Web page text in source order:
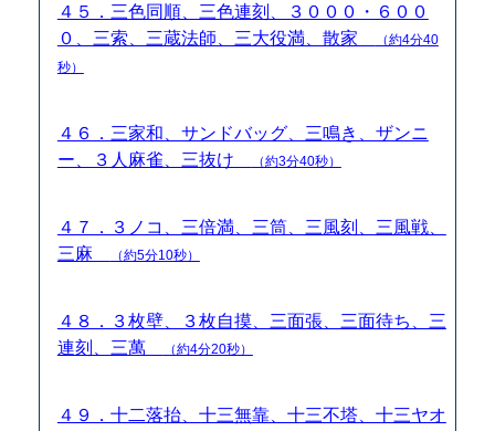
４５．三色同順、三色連刻、３０００・６００
０、三索、三蔵法師、三大役満、散家
（約4分40
秒）
４６．三家和、サンドバッグ、三鳴き、ザンニ
ー、３人麻雀、三抜け
（約3分40秒）
４７．３ノコ、三倍満、三筒、三風刻、三風戦、
三麻
（約5分10秒）
４８．３枚壁、３枚自摸、三面張、三面待ち、三
連刻、三萬
（約4分20秒）
４９．十二落抬、十三無靠、十三不塔、十三ヤオ